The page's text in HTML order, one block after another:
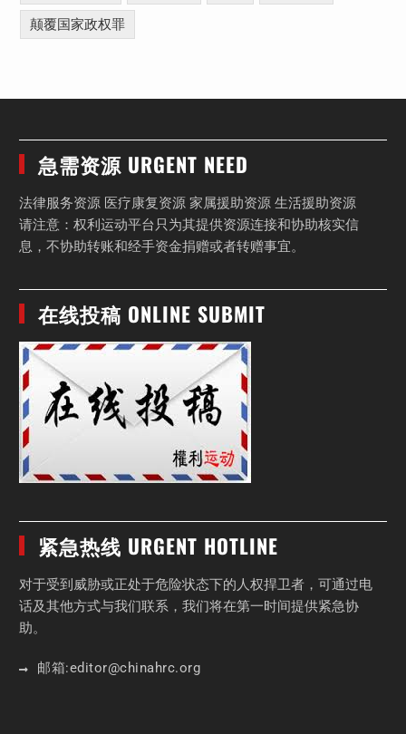
颠覆国家政权罪
急需资源 URGENT NEED
法律服务资源 医疗康复资源 家属援助资源 生活援助资源
请注意：权利运动平台只为其提供资源连接和协助核实信
息，不协助转账和经手资金捐赠或者转赠事宜。
在线投稿 ONLINE SUBMIT
紧急热线 URGENT HOTLINE
对于受到威胁或正处于危险状态下的人权捍卫者，可通过电
话及其他方式与我们联系，我们将在第一时间提供紧急协
助。
邮箱:editor@chinahrc.org